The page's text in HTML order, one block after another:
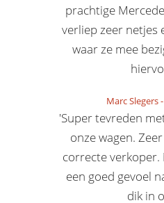
prachtige
verliep zeer netjes
waar ze mee
Marc Slegers-
'Super tevreden
onze wagen.
correcte verkoper.
een goed gevoel
dik in